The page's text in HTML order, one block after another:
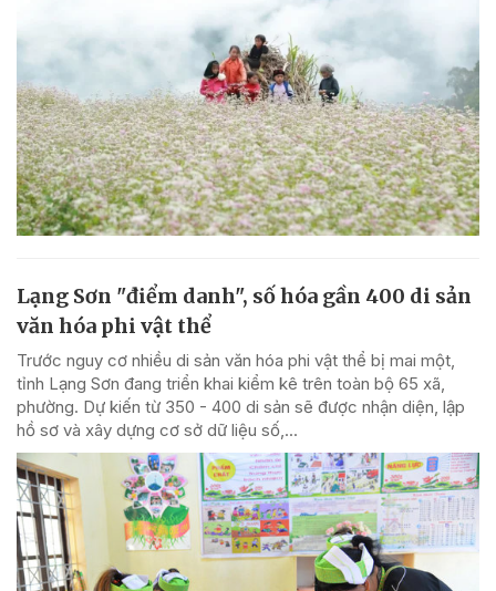
Lạng Sơn "điểm danh", số hóa gần 400 di sản
văn hóa phi vật thể
Trước nguy cơ nhiều di sản văn hóa phi vật thể bị mai một,
tỉnh Lạng Sơn đang triển khai kiểm kê trên toàn bộ 65 xã,
phường. Dự kiến từ 350 - 400 di sản sẽ được nhận diện, lập
hồ sơ và xây dựng cơ sở dữ liệu số,...